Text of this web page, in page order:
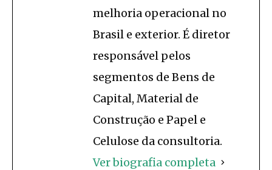
melhoria operacional no
Brasil e exterior. É diretor
responsável pelos
segmentos de Bens de
Capital, Material de
Construção e Papel e
Celulose da consultoria.
Ver biografia completa